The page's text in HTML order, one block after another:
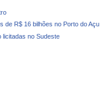
de R$ 16 bilhões no Porto do Açu
licitadas no Sudeste